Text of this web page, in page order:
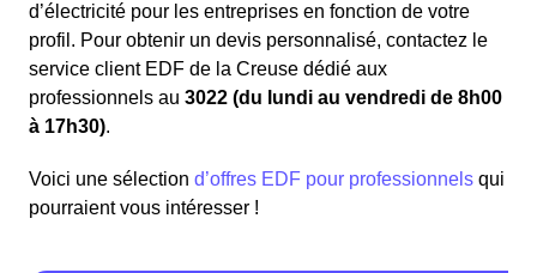
d’électricité pour les entreprises en fonction de votre
profil. Pour obtenir un devis personnalisé, contactez le
service client EDF de la Creuse dédié aux
professionnels au 3022 (du lundi au vendredi de 8h00
à 17h30).
Voici une sélection d’offres EDF pour professionnels qui
pourraient vous intéresser !